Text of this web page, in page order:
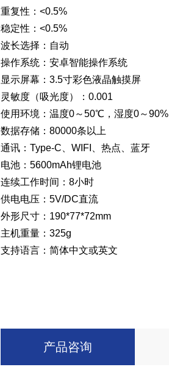
重复性：<0.5%
稳定性：<0.5%
波长选择：自动
操作系统：安卓智能操作系统
显示屏幕：3.5寸彩色液晶触摸屏
灵敏度（吸光度）：0.001
使用环境：温度0～50℃，湿度0～90%
数据存储：80000条以上
通讯：Type-C、WIFI、热点、蓝牙
电池：5600mAh锂电池
连续工作时间：8小时
供电电压：5V/DC直流
外形尺寸：190*77*72mm
主机重量：325g
支持语言：简体中文或英文
产品咨询